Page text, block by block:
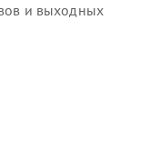
и выходных